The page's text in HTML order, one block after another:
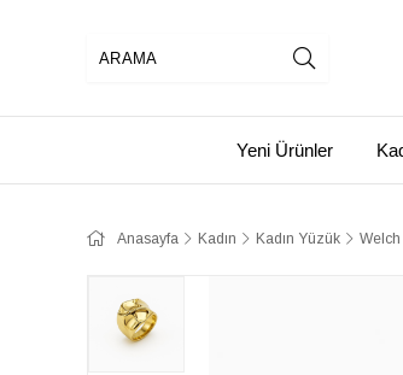
Yeni Ürünler
Anasayfa Kadın Kadın Yüzük